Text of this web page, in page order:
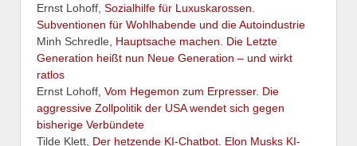
Ernst Lohoff, Sozialhilfe für Luxuskarossen.
Subventionen für Wohlhabende und die Autoindustrie
Minh Schredle, Hauptsache machen. Die Letzte
Generation heißt nun Neue Generation – und wirkt
ratlos
Ernst Lohoff, Vom Hegemon zum Erpresser. Die
aggressive Zollpolitik der USA wendet sich gegen
bisherige Verbündete
Tilde Klett, Der hetzende KI-Chatbot. Elon Musks KI-